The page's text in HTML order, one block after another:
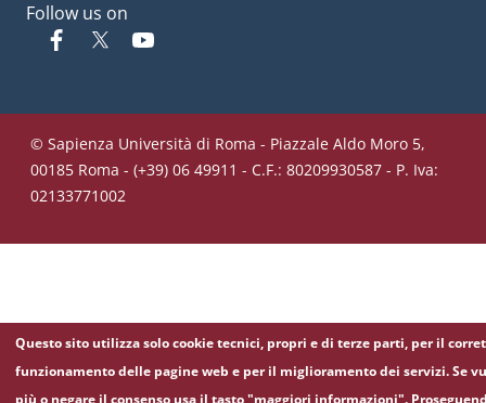
Follow us on
Facebook
Twitter
© Sapienza Università di Roma - Piazzale Aldo Moro 5,
00185 Roma - (+39) 06 49911 - C.F.: 80209930587 - P. Iva:
02133771002
Questo sito utilizza solo cookie tecnici, propri e di terze parti, per il
funzionamento delle pagine web e per il miglioramento dei servizi. Se
più o negare il consenso usa il tasto "maggiori informazioni".